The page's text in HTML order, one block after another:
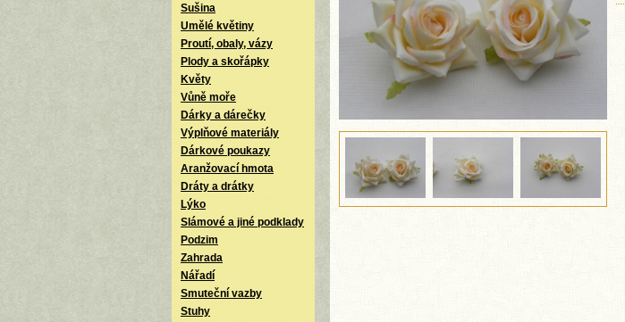
Sušina
Umělé květiny
Proutí, obaly, vázy
Plody a skořápky
Květy
Vůně moře
Dárky a dárečky
Výplňové materiály
Dárkové poukazy
Aranžovací hmota
Dráty a drátky
Lýko
Slámové a jiné podklady
Podzim
Zahrada
Nářadí
Smuteční vazby
Stuhy